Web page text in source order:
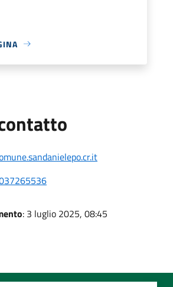
: 3 luglio 2025, 08:45